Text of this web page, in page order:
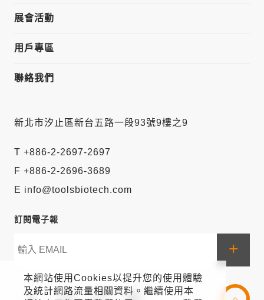
本網站使用Cookies以提升您的使用體驗
及統計網路流量相關資料。繼續使用本
新北市汐止區新台五路一段93號9樓之9
T +886-2-2697-2697
F +886-2-2696-3689
E info@toolsbiotech.com
展會活動
用戶專區
聯絡我們
訂閱電子報
+